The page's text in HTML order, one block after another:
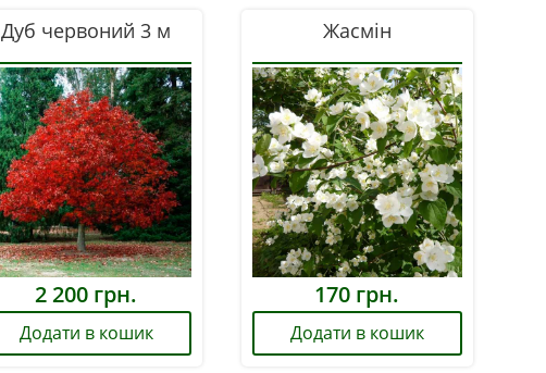
Дуб червоний 3 м
2 200 грн.
Додати в кошик
Жасмін
170 грн.
Додати в кошик